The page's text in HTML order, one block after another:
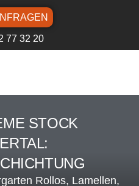
77 32 20
STOCK
Rollos, Lamellen,